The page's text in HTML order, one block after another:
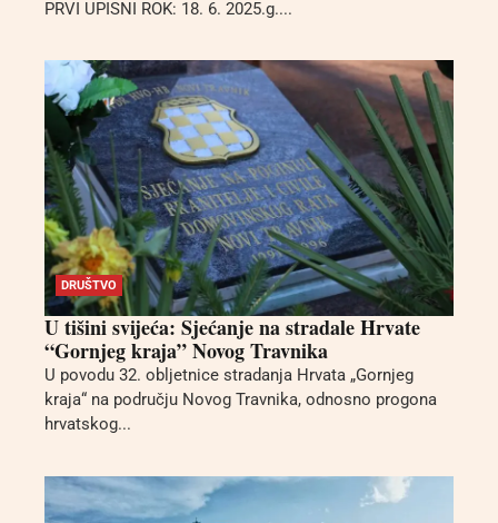
PRVI UPISNI ROK: 18. 6. 2025.g....
DRUŠTVO
U tišini svijeća: Sjećanje na stradale Hrvate
“Gornjeg kraja” Novog Travnika
U povodu 32. obljetnice stradanja Hrvata „Gornjeg
kraja“ na području Novog Travnika, odnosno progona
hrvatskog...